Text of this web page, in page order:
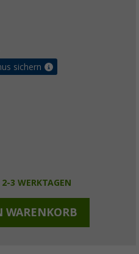
sichern
2-3 WERKTAGEN
WARENKORB